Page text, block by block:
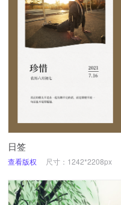
日签
查看版权 尺寸：1242*2208px